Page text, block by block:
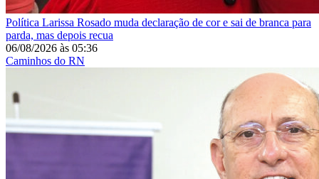
Política Larissa Rosado muda declaração de cor e sai de branca para
parda, mas depois recua
06/08/2026 às 05:36
Caminhos do RN